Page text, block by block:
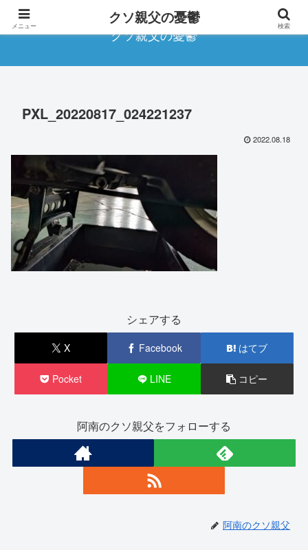
クソ親父の憂鬱
PXL_20220817_024221237
2022.08.18
シェアする
X Facebook はてブ
Pocket LINE コピー
阿南のクソ親父をフォローする
阿南のクソ親父
メニュー クソ親父の憂鬱 検索